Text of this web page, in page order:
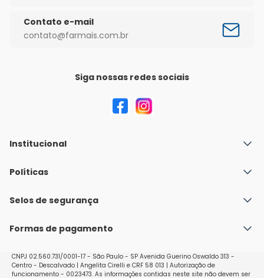
Contato e-mail
contato@farmais.com.br
Siga nossas redes sociais
Institucional
Quem Somos
Nossas lojas
Políticas
Política de Envio
Políticas de Trocas e Devoluções
Selos de segurança
Formas de pagamento
CNPJ 02.560.731/0001-17 - São Paulo - SP Avenida Guerino Oswaldo 313 -
Centro - Descalvado | Angelita Cirelli e CRF 58 013 | Autorização de
funcionamento - 0023473. As informações contidas neste site não devem ser